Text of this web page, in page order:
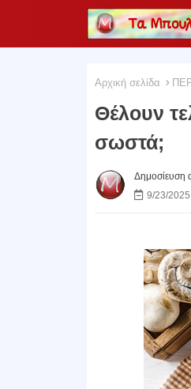
Αρχική σελίδα
Θέλουν
σωστά;
Δημοσίευση
9/23/